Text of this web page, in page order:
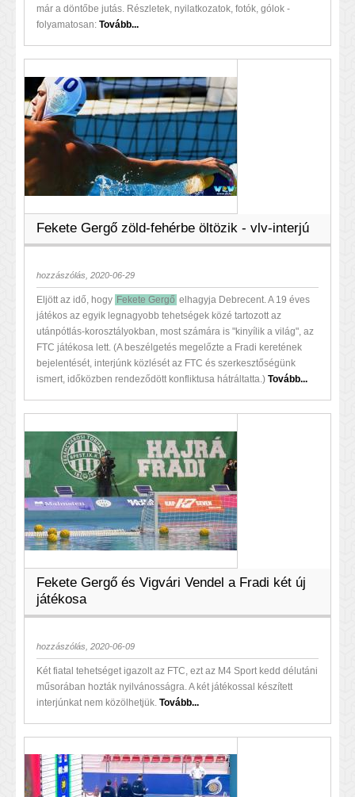
már a döntőbe jutás. Részletek, nyilatkozatok, fotók, gólok -
folyamatosan: Tovább...
Fekete Gergő zöld-fehérbe öltözik - vlv-interjú
hozzászólás, 2020-06-29
​Eljött az idő, hogy Fekete Gergő elhagyja Debrecent. A 19 éves
játékos az egyik legnagyobb tehetségek közé tartozott az
utánpótlás-korosztályokban, most számára is "kinyílik a világ", az
FTC játékosa lett. (A beszélgetés megelőzte a Fradi keretének
bejelentését, interjúnk közlését az FTC és szerkesztőségünk
ismert, időközben rendeződött konfliktusa hátráltatta.) Tovább...
Fekete Gergő és Vigvári Vendel a Fradi két új
játékosa
hozzászólás, 2020-06-09
Két fiatal tehetséget igazolt az FTC, ezt az M4 Sport kedd délutáni
műsorában hozták nyilvánosságra. A két játékossal készített
interjúnkat nem közölhetjük. Tovább...